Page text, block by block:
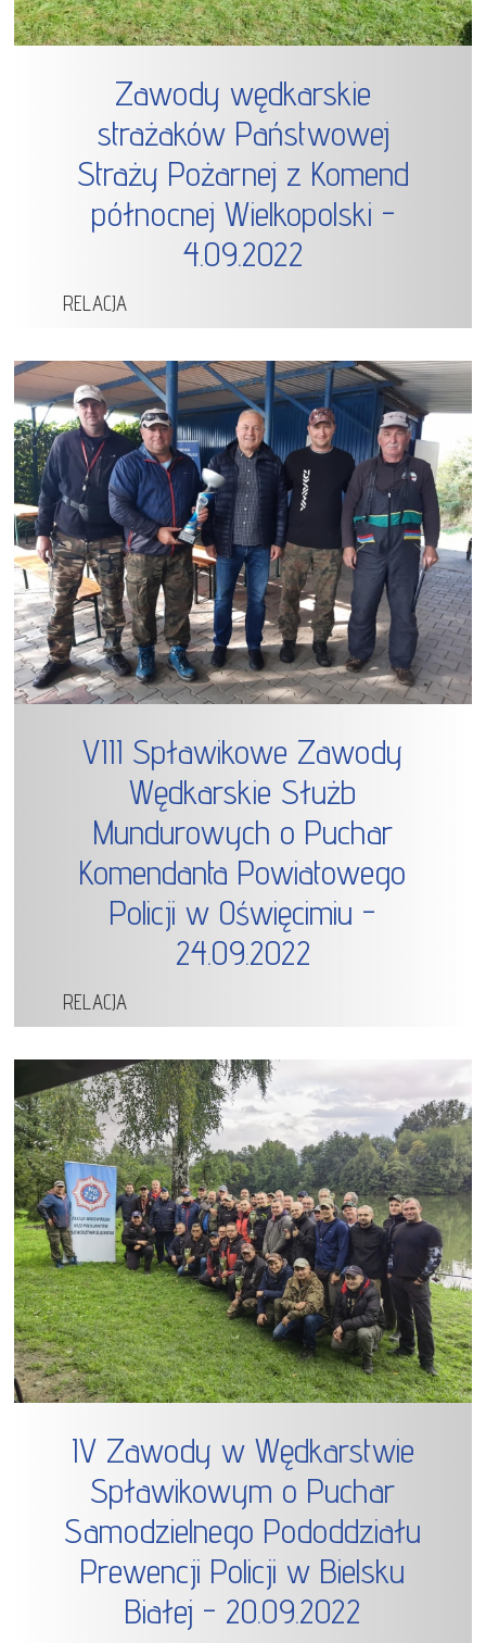
Zawody wędkarskie
strażaków Państwowej
Straży Pożarnej z Komend
północnej Wielkopolski -
4.09.2022
RELACJA
VIII Spławikowe Zawody
Wędkarskie Służb
Mundurowych o Puchar
Komendanta Powiatowego
Policji w Oświęcimiu -
24.09.2022
RELACJA
IV Zawody w Wędkarstwie
Spławikowym o Puchar
Samodzielnego Pododdziału
Prewencji Policji w Bielsku
Białej - 20.09.2022